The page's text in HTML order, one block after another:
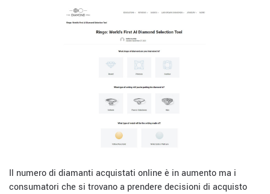
Il numero di diamanti acquistati online è in aumento ma i
consumatori che si trovano a prendere decisioni di acquisto